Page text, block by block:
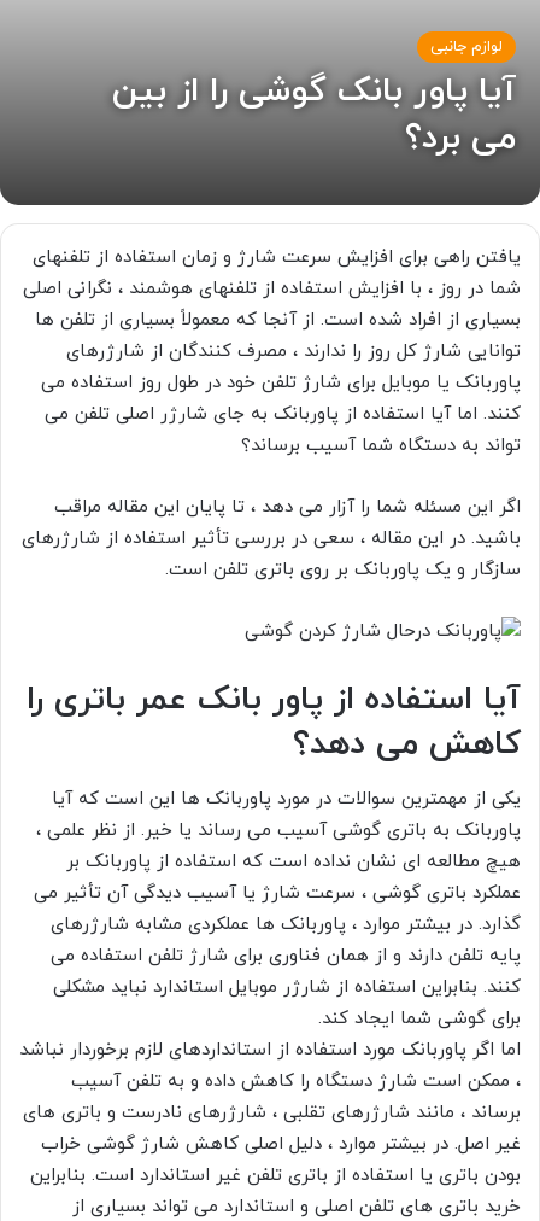
لوازم جانبی
آیا پاور بانک گوشی را از بین
می برد؟
یافتن راهی برای افزایش سرعت شارژ و زمان استفاده از تلفنهای
شما در روز ، با افزایش استفاده از تلفنهای هوشمند ، نگرانی اصلی
بسیاری از افراد شده است. از آنجا که معمولاً بسیاری از تلفن ها
توانایی شارژ کل روز را ندارند ، مصرف کنندگان از شارژرهای
پاوربانک یا موبایل برای شارژ تلفن خود در طول روز استفاده می
کنند. اما آیا استفاده از پاوربانک به جای شارژر اصلی تلفن می
تواند به دستگاه شما آسیب برساند؟
اگر این مسئله شما را آزار می دهد ، تا پایان این مقاله مراقب
باشید. در این مقاله ، سعی در بررسی تأثیر استفاده از شارژرهای
سازگار و یک پاوربانک بر روی باتری تلفن است.
آیا استفاده از پاور بانک عمر باتری را
کاهش می دهد؟
یکی از مهمترین سوالات در مورد پاوربانک ها این است که آیا
پاوربانک به باتری گوشی آسیب می رساند یا خیر. از نظر علمی ،
هیچ مطالعه ای نشان نداده است که استفاده از پاوربانک بر
عملکرد باتری گوشی ، سرعت شارژ یا آسیب دیدگی آن تأثیر می
گذارد. در بیشتر موارد ، پاوربانک ها عملکردی مشابه شارژرهای
پایه تلفن دارند و از همان فناوری برای شارژ تلفن استفاده می
کنند. بنابراین استفاده از شارژر موبایل استاندارد نباید مشکلی
برای گوشی شما ایجاد کند.
اما اگر پاوربانک مورد استفاده از استانداردهای لازم برخوردار نباشد
، ممکن است شارژ دستگاه را کاهش داده و به تلفن آسیب
برساند ، مانند شارژرهای تقلبی ، شارژرهای نادرست و باتری های
غیر اصل. در بیشتر موارد ، دلیل اصلی کاهش شارژ گوشی خراب
بودن باتری یا استفاده از باتری تلفن غیر استاندارد است. بنابراین
خرید باتری های تلفن اصلی و استاندارد می تواند بسیاری از